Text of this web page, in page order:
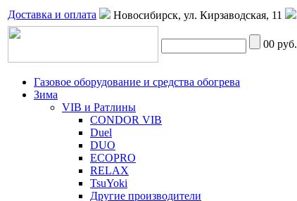
Доставка и оплата Новосибирск, ул. Кирзаводская, 11
00 руб.
Газовое оборудование и средства обогрева
Зима
VIB и Ратлины
CONDOR VIB
Duel
DUO
ECOPRO
RELAX
TsuYoki
Другие производители